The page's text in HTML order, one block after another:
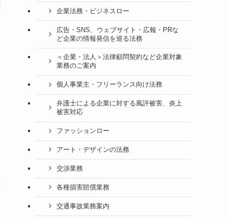
企業法務・ビジネスロー
広告・SNS、ウェブサイト・広報・PRな
ど企業の情報発信を巡る法務
＜企業・法人＞法律顧問契約など企業対象
業務のご案内
個人事業主・フリーランス向け法務
弁護士による企業に対する風評被害、炎上
被害対応
ファッションロー
アート・デザインの法務
交渉業務
各種損害賠償業務
交通事故業務案内